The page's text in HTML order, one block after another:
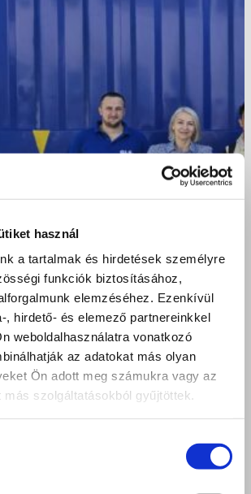
használ
a tartalmak és hirdetések személyre
funkciók biztosításához,
elemzéséhez. Ezenkívül
, hirdető- és elemező partnereinkkel
weboldalhasználatra vonatkozó
az adatokat más olyan
Ön adott meg számukra vagy az
más szolgáltatásokból gyűjtöttek.